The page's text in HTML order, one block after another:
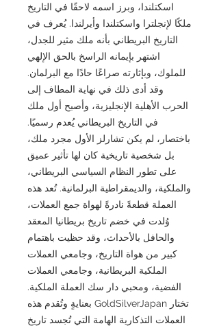
اسكتلندا، وبرز اسمه لاحقًا في التاريخ
ملكًا لإنجلترا واسكتلندا وأيرلندا. يُعرف في
التاريخ البريطاني بأنه ملك مثير للجدل،
اشتهر بإيمانه الراسخ بالحق الإلهي
للملوك، وبإثارته صراعًا حادًا مع البرلمان.
وقد أدى ذلك في نهاية المطاف إلى
الحرب الأهلية الإنجليزية، وأصبح أول ملك
في التاريخ البريطاني يُعدم رسميًا.
باختصار، لم يكن تشارلز الأول مجرد ملك،
بل شخصية تاريخية كان لها تأثير عميق
على تطور النظام السياسي البريطاني،
والملكية، والديمقراطية البرلمانية. تُعد هذه
العملة قطعةً نادرةً لهواة جمع العملات،
وُلدت في خضم تاريخ بريطانيا المعقد
والحافل بالأحداث، وقد حظيت باهتمام
كبير من هواة التاريخ، وجامعي العملات
الملكية البريطانية، وجامعي العملات
الفضية، ومحبي دار سك العملة الملكية.
تختار GoldSilverJapan بعنايةٍ وتُقدم هذه
العملات التذكارية الهامة التي تُجسد تاريخ